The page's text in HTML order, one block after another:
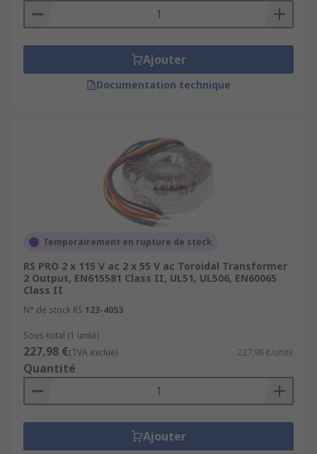
Ajouter
Documentation technique
Temporairement en rupture de stock
RS PRO 2 x 115 V ac 2 x 55 V ac Toroidal Transformer
2 Output, EN615581 Class II, UL51, UL506, EN60065
Class II
N° de stock RS 123-4053
Sous-total (1 unité)
227,98 €(TVA exclue) 227,98 €/unité
Quantité
Ajouter